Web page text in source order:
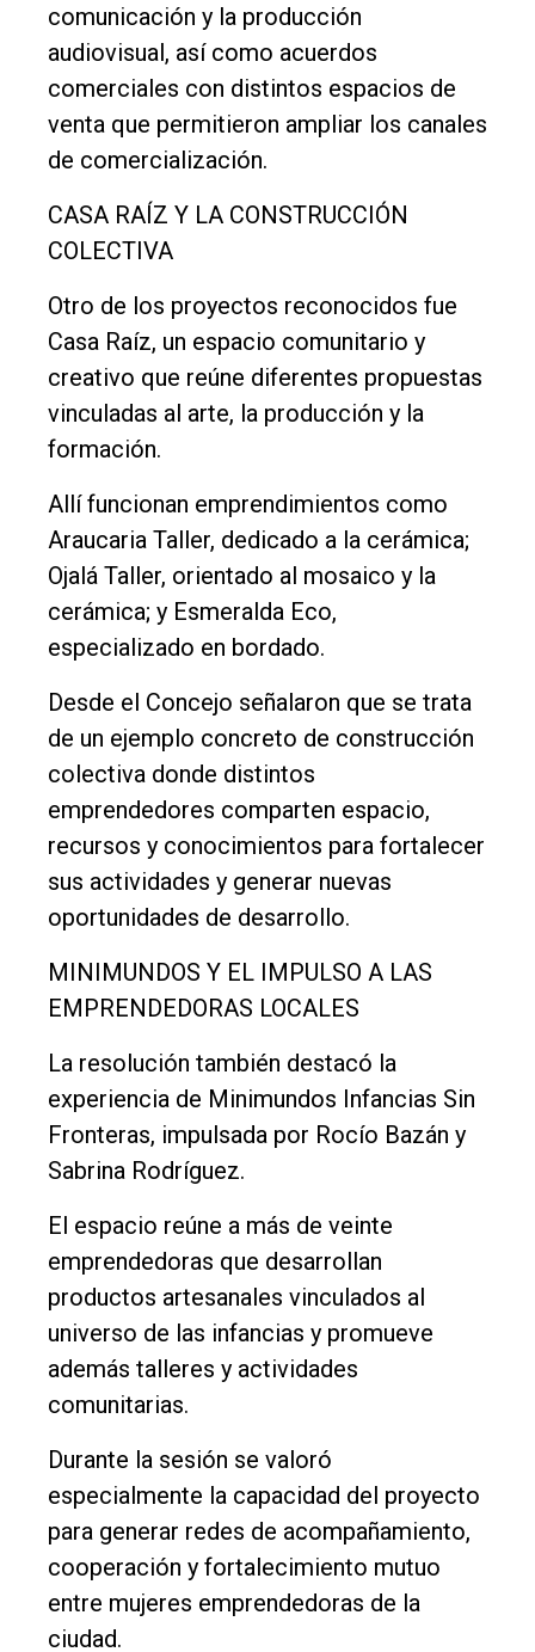
comunicación y la producción
audiovisual, así como acuerdos
comerciales con distintos espacios de
venta que permitieron ampliar los canales
de comercialización.
CASA RAÍZ Y LA CONSTRUCCIÓN
COLECTIVA
Otro de los proyectos reconocidos fue
Casa Raíz, un espacio comunitario y
creativo que reúne diferentes propuestas
vinculadas al arte, la producción y la
formación.
Allí funcionan emprendimientos como
Araucaria Taller, dedicado a la cerámica;
Ojalá Taller, orientado al mosaico y la
cerámica; y Esmeralda Eco,
especializado en bordado.
Desde el Concejo señalaron que se trata
de un ejemplo concreto de construcción
colectiva donde distintos
emprendedores comparten espacio,
recursos y conocimientos para fortalecer
sus actividades y generar nuevas
oportunidades de desarrollo.
MINIMUNDOS Y EL IMPULSO A LAS
EMPRENDEDORAS LOCALES
La resolución también destacó la
experiencia de Minimundos Infancias Sin
Fronteras, impulsada por Rocío Bazán y
Sabrina Rodríguez.
El espacio reúne a más de veinte
emprendedoras que desarrollan
productos artesanales vinculados al
universo de las infancias y promueve
además talleres y actividades
comunitarias.
Durante la sesión se valoró
especialmente la capacidad del proyecto
para generar redes de acompañamiento,
cooperación y fortalecimiento mutuo
entre mujeres emprendedoras de la
ciudad.